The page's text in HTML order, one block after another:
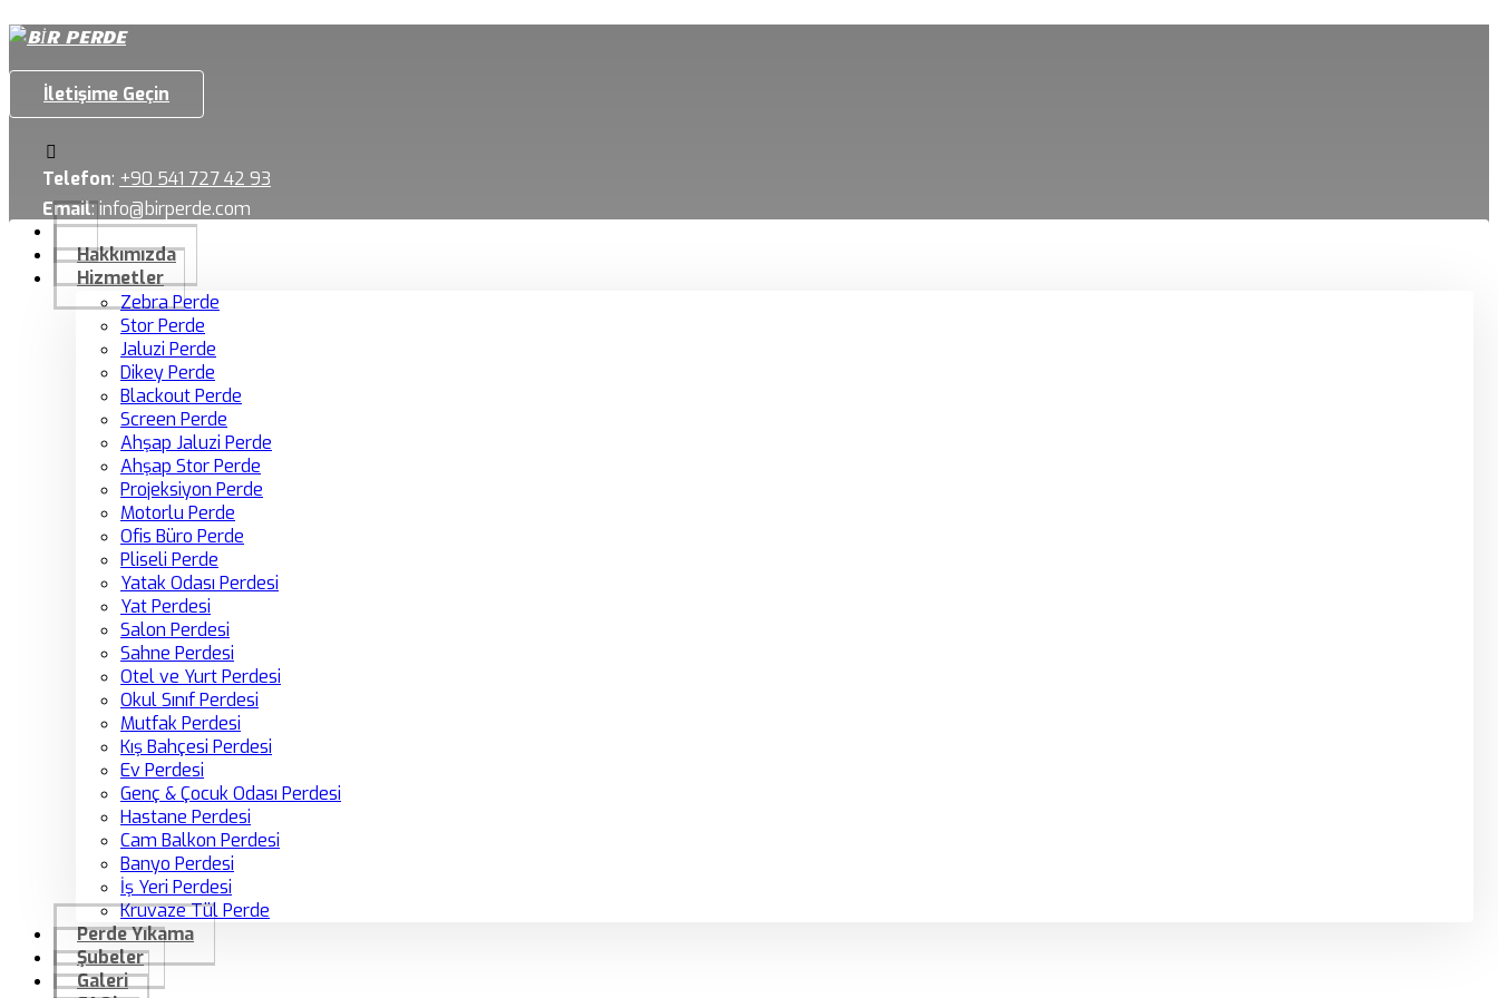
İletişime Geçin
Telefon: +90 541 727 42 93
Email:info@birperde.com
Hakkımızda
Hizmetler
Zebra Perde
Stor Perde
Jaluzi Perde
Dikey Perde
Blackout Perde
Screen Perde
Ahşap Jaluzi Perde
Ahşap Stor Perde
Projeksiyon Perde
Motorlu Perde
Ofis Büro Perde
Pliseli Perde
Yatak Odası Perdesi
Yat Perdesi
Salon Perdesi
Sahne Perdesi
Otel ve Yurt Perdesi
Okul Sınıf Perdesi
Mutfak Perdesi
Kış Bahçesi Perdesi
Ev Perdesi
Genç & Çocuk Odası Perdesi
Hastane Perdesi
Cam Balkon Perdesi
Banyo Perdesi
İş Yeri Perdesi
Kruvaze Tül Perde
Perde Yıkama
Şubeler
Galeri